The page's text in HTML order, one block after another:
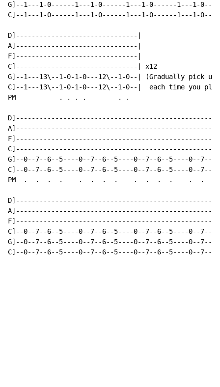
G]--1---1-0------1---1-0------1---1-0------1---1-0--|
C]--1---1-0------1---1-0------1---1-0------1---1-0--|
D]-------------------------------|
A]-------------------------------|
F]-------------------------------|
C]-------------------------------| x12
G]--1---13\--1-0-1-0---12\--1-0--| (Gradually pick up
C]--1---13\--1-0-1-0---12\--1-0--|  each time you
PM           . . . .        . .
G]--0--7--6--5----0--7--6--5----0--7--6--5----0--7--
C]--0--7--6--5----0--7--6--5----0--7--6--5----0--7--
PM  .  .  .  .    .  .  .  .    .  .  .  .    .  .  .
C]--0--7--6--5----0--7--6--5----0--7--6--5----0--7--
G]--0--7--6--5----0--7--6--5----0--7--6--5----0--7--
C]--0--7--6--5----0--7--6--5----0--7--6--5----0--7--